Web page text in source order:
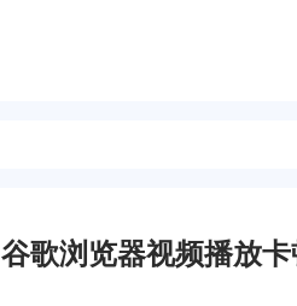
谷歌浏览器视频播放